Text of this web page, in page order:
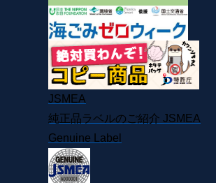
JSMEA
純正品ラベルのご紹介 JSMEA
Genuine Label